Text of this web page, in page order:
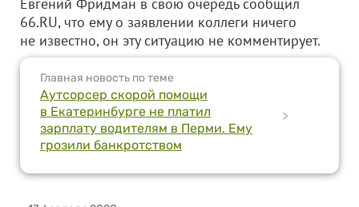
66.RU, что ему о заявлении коллеги ничего
не известно, он эту ситуацию не комментирует.
Главная новость по теме
Аутсорсер скорой помощи
в Екатеринбурге не платил
зарплату водителям в Перми. Ему
грозили банкротством
>